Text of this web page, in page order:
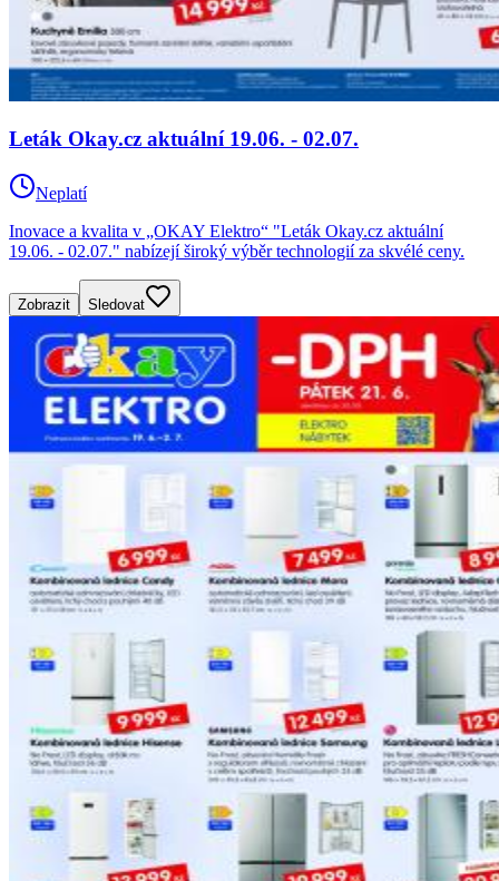
Leták Okay.cz aktuální 19.06. - 02.07.
Neplatí
Inovace a kvalita v „OKAY Elektro“ "Leták Okay.cz aktuální
19.06. - 02.07." nabízejí široký výběr technologií za skvélé ceny.
Zobrazit Sledovat